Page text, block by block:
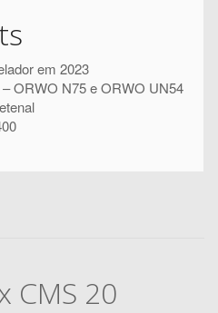
em 2023
ORWO N75 e ORWO UN54
CMS 20